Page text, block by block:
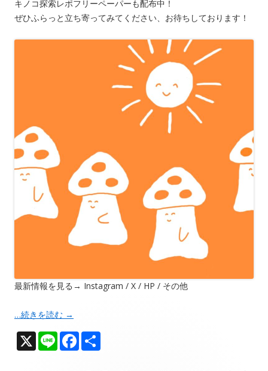
キノコ探索レポフリーペーパーも配布中！
ぜひふらっと立ち寄ってみてください、お待ちしております！
最新情報を見る→ Instagram / X / HP / その他
…続きを読む →
X Li F